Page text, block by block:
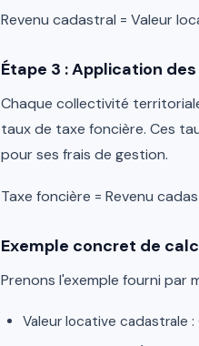
Revenu cadastral = Valeur
Étape 3 : Application
Chaque collectivité
taux de taxe foncière. Ces
pour ses frais de gestion.
Taxe foncière = Revenu
Exemple concret de
Prenons l'exemple fourni par
Valeur locative cadastrale